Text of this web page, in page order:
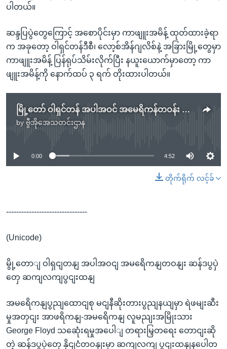
ပါတယ်။
ဆန္ဒပြပွဲတွေကြောင့် အစောပိုင်းမှာ ကာဖျူးအမိန့် ထုတ်ထားခဲ့ရာ
က အခုတော့ ဝါရှင်တန်ဒီစီ၊ လော့စ်အိန်ဂျလိစ်နဲ့ အခြားမြို့တွေမှာ
ကာဖျူးအမိန့် ပြန်ရုပ်သိမ်းလိုက်ပြီး နယူးယောက်မှာတော့ ကာ
ဖျူးအမိန့်ကို နောက်ထပ် ၃ ရက် တိုးထားပါတယ်။
မြို့တော် ဝါရှင်တန် အပါအဝင် အမေရိကန်တဝန်း ဆန္ဒပြပွဲတွေ ဆက်လက်ပြင်းထန်
by ဗွီအိုအေသတင်းဌာန
No media source currently available
0:00 4:52
တိုက်ရိုက် လင့်ခ်
--------------------------------
(Unicode)
မွို့တောျ ဝါရှငျတနျ အပါအဝငျ အမရေိကနျတဝနျး ဆန်ဒပွပှဲ
တှေ ဆကျလကျပွငျးထနျ
အမရေိကနျပွညျထောငျစု မငျနီဆိုးတားပွညျနယျမှာ ရဲဖမျးဆီး
မှုအတှငျး အာဖရိကနျ-အမရေိကနျ လူမညျးအမြိုးသား
George Floyd သဆေုံးရမှုအပေါျ တရားမြှတရေး တောငျးဆို
တဲ့ ဆန်ဒပွပှဲတှေ နိုငျငံတဝနျးမှာ ဆကျလကျ ပွငျးထနျနပေါတ